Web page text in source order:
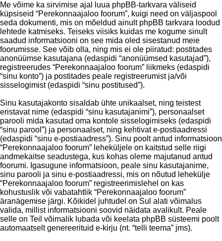
Me võime ka sirvimise ajal luua phpBB-tarkvara väliseid
küpsiseid “Perekonnaajaloo foorum”, kuigi need on väljaspool
seda dokumenti, mis on mõeldud ainult phpBB tarkvara loodud
lehtede katmiseks. Teiseks viisiks kuidas me kogume sinult
saadud informatsiooni on see mida oled sisestanud meie
foorumisse. See võib olla, ning mis ei ole piiratud: postitades
anonüümse kasutajana (edaspidi “anonüümsed kasutajad”),
registreerudes “Perekonnaajaloo foorum” liikmeks (edaspidi
“sinu konto”) ja postitades peale registreerumist ja/või
sisselogimist (edaspidi “sinu postitused”).
Sinu kasutajakonto sisaldab ühte unikaalset, ning teistest
eristavat nime (edaspidi “sinu kasutajanimi”), personaalset
parooli mida kasutad oma kontole sisselogimiseks (edaspidi
“sinu parool”) ja personaalset, ning kehtivat e-postiaadressi
(edaspidi “sinu e-postiaadress”). Sinu poolt antud informatsioon
“Perekonnaajaloo foorum” leheküljele on kaitstud selle riigi
andmekaitse seadustega, kus kohas oleme majutanud antud
foorumi. Igasugune informatsioon, peale sinu kasutajanime,
sinu parooli ja sinu e-postiaadressi, mis on nõutud lehekülje
“Perekonnaajaloo foorum” registreerimislehel on kas
kohustuslik või vabatahtlik “Perekonnaajaloo foorum”
äranägemise järgi. Kõikidel juhtudel on Sul alati võimalus
valida, millist informatsiooni soovid näidata avalikult. Peale
selle on Teil võimalik lubada või keelata phpBB süsteemi poolt
automaatselt genereerituid e-kirju (nt. “telli teema” jms).